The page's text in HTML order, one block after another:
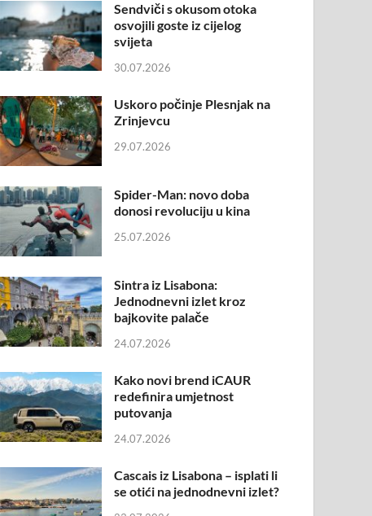
Sendviči s okusom otoka
osvojili goste iz cijelog
svijeta
30.07.2026
Uskoro počinje Plesnjak na
Zrinjevcu
29.07.2026
Spider-Man: novo doba
donosi revoluciju u kina
25.07.2026
Sintra iz Lisabona:
Jednodnevni izlet kroz
bajkovite palače
24.07.2026
Kako novi brend iCAUR
redefinira umjetnost
putovanja
24.07.2026
Cascais iz Lisabona – isplati li
se otići na jednodnevni izlet?